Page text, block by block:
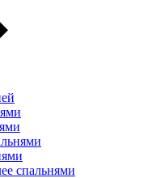
спальнями